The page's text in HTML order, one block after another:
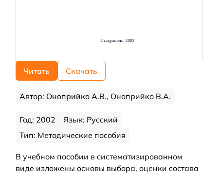
Читать Скачать
Автор: Оноприйко А.В., Оноприйко В.А.
Год: 2002
Язык: Русский
Тип: Методические пособия
В учебном пособии в систематизированном
виде изложены основы выбора, оценки состава